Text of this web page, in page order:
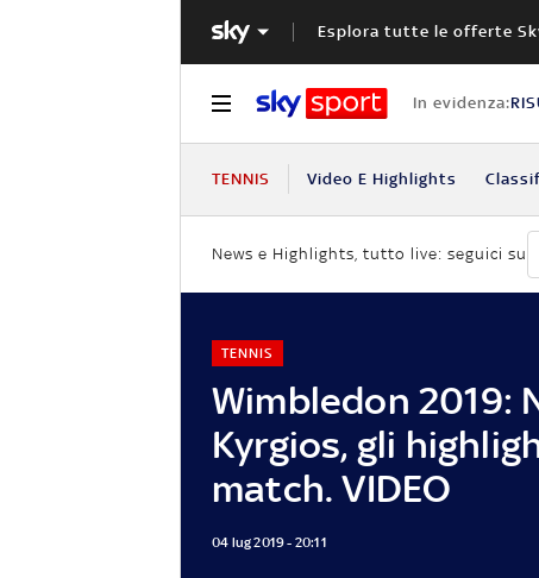
Esplora tutte le offerte
In evidenza:
TENNIS Video E Highlights
News e Highlights, tutto live: seguici su
Wimbledon 2019:
Kyrgios, gli
match. VIDEO
TENNIS
04 lug 2019 - 20:11